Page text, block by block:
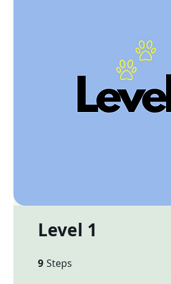
Level 1
9 Steps